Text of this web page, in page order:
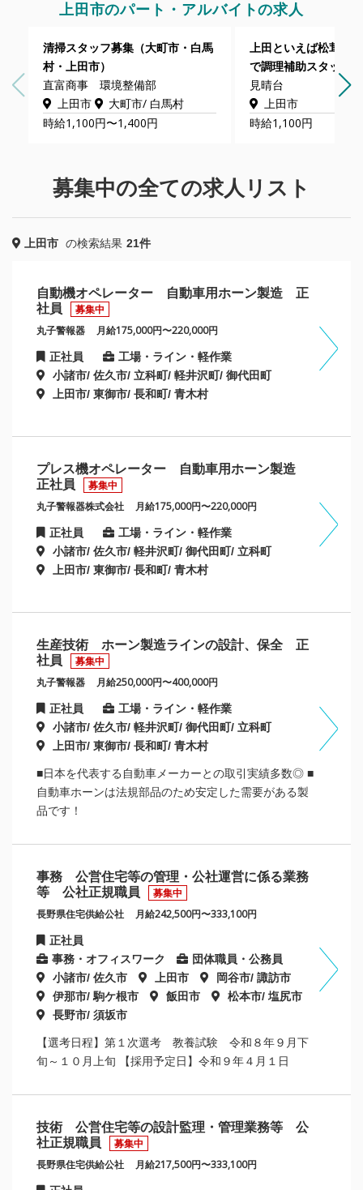
上田市のパート・アルバイトの求人
清掃スタッフ募集（大町市・白馬
村・上田市）
直富商事 環境整備部
上田市
大町市/ 白馬村
時給1,100円〜1,400円
上田といえば松茸！
で調理補助スタッフ
見晴台
上田市
時給1,100円
募集中の全ての求人リスト
上田市 の検索結果 21件
自動機オペレーター 自動車用ホーン製造 正
社員
募集中
丸子警報器 月給175,000円〜220,000円
正社員
工場・ライン・軽作業
小諸市/ 佐久市/ 立科町/ 軽井沢町/ 御代田町
上田市/ 東御市/ 長和町/ 青木村
プレス機オペレーター 自動車用ホーン製造
正社員
募集中
丸子警報器株式会社 月給175,000円〜220,000円
正社員
工場・ライン・軽作業
小諸市/ 佐久市/ 軽井沢町/ 御代田町/ 立科町
上田市/ 東御市/ 長和町/ 青木村
生産技術 ホーン製造ラインの設計、保全 正
社員
募集中
丸子警報器 月給250,000円〜400,000円
正社員
工場・ライン・軽作業
小諸市/ 佐久市/ 軽井沢町/ 御代田町/ 立科町
上田市/ 東御市/ 長和町/ 青木村
■日本を代表する自動車メーカーとの取引実績多数◎ ■
自動車ホーンは法規部品のため安定した需要がある製
品です！
事務 公営住宅等の管理・公社運営に係る業務
等 公社正規職員
募集中
長野県住宅供給公社 月給242,500円〜333,100円
正社員
事務・オフィスワーク
団体職員・公務員
小諸市/ 佐久市
上田市
岡谷市/ 諏訪市
伊那市/ 駒ケ根市
飯田市
松本市/ 塩尻市
長野市/ 須坂市
【選考日程】第１次選考 教養試験 令和８年９月下
旬～１０月上旬 【採用予定日】令和９年４月１日
技術 公営住宅等の設計監理・管理業務等 公
社正規職員
募集中
長野県住宅供給公社 月給217,500円〜333,100円